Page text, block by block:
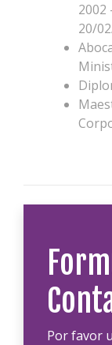
2002
20/
Por favor